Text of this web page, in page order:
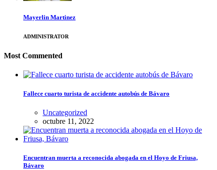
Mayerlin Martinez
ADMINISTRATOR
Most Commented
Fallece cuarto turista de accidente autobús de Bávaro
Uncategorized
octubre 11, 2022
Encuentran muerta a reconocida abogada en el Hoyo de Friusa,
Bávaro